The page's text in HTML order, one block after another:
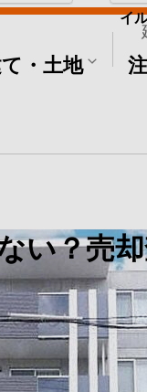
・土地
イ
い？売